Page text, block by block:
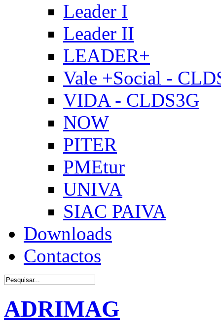
Leader I
Leader II
LEADER+
Vale +Social -
VIDA - CLDS3G
NOW
PITER
PMEtur
UNIVA
SIAC PAIVA
Downloads
Contactos
ADRIMAG